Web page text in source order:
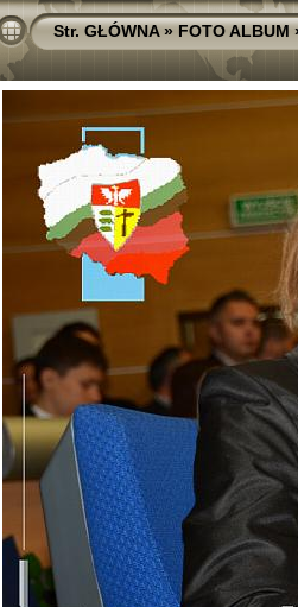
Str. GŁÓWNA»FOTO ALBUM